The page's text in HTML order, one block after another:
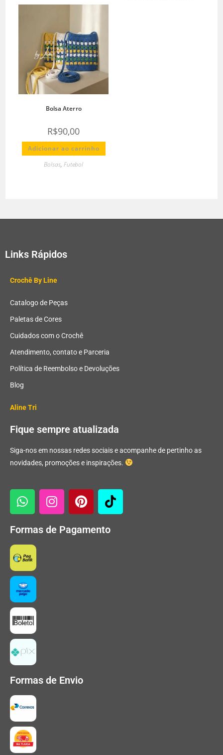
Bolsa Aterro
R$90,00
Adicionar ao carrinho
Bolsas,Futebol
Links Rápidos
Crochê By Line
Catalogo de Peças
Paletas de Cores
Cuidados com o Crochê
Atendimento, contato e Parceria
Política de Reembolso e Devoluções
Blog
Aline Tri
Fique sempre atualizada
Siga-nos em nossas redes sociais e acompanhe de pertinho as
novidades, promoções e inspirações.
Formas de Pagamento
Formas de Envio